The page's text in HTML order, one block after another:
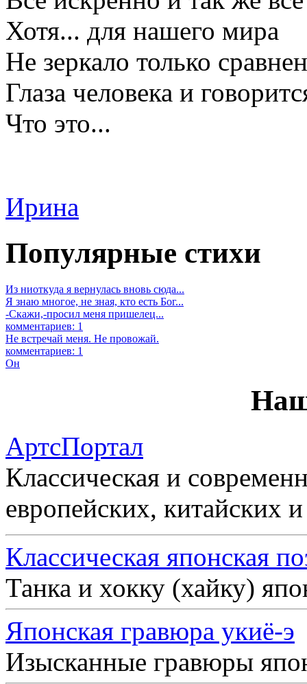
Хотя... для нашего мира
Не зеркало только
Глаза человека и
Что это...
Ирина
Популярные стихи
Из ниоткуда я вернулась вновь сюда...
Я знаю многое, не зная, кто есть Бог...
-Скажи,-просил меня пришелец...
комментариев: 1
Не встречай меня. Не провожай.
комментариев: 1
Он
АртсПортал
Классическая и
европейских, китайских
Классическая японская
Танка и хокку (хайку)
Японская гравюра укиё-э
Изысканные гравюры